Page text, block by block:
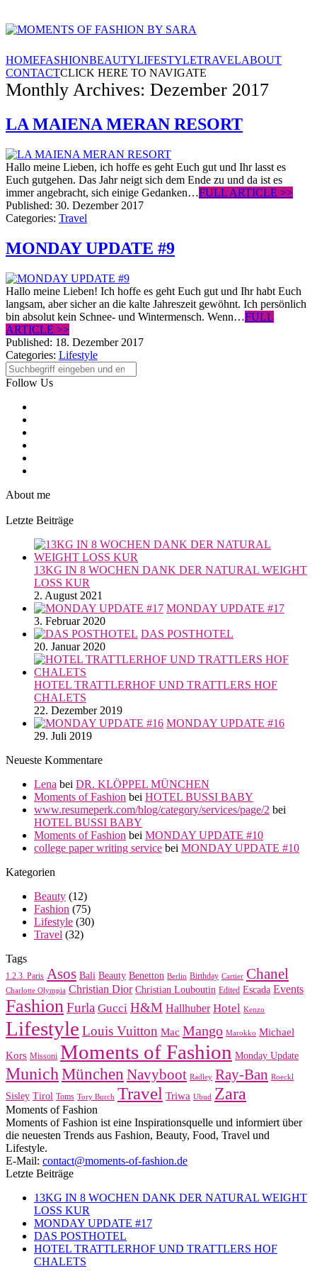
HOMEFASHIONBEAUTYLIFESTYLETRAVELABOUT
CONTACTCLICK HERE TO NAVIGATE
Monthly Archives: Dezember 2017
LA MAIENA MERAN RESORT
Hallo meine Lieben, ich hoffe es geht Euch gut und Ihr lasst es
Euch gutgehen. Das Jahr neigt sich dem Ende zu und da ist es
immer angebracht, sich einige Gedanken…FULL ARTICLE >>
Published: 30. Dezember 2017
Categories: Travel
MONDAY UPDATE #9
Hallo meine Lieben! Ich hoffe es geht Euch gut und Ihr habt Euch
langsam, aber sicher an die kalte Jahreszeit gewöhnt. Ich persönlich
bin absolut kein Schnee- und Wintermensch. Wenn…FULL
ARTICLE >>
Published: 18. Dezember 2017
Categories: Lifestyle
Follow Us
About me
Letzte Beiträge
13KG IN 8 WOCHEN DANK DER NATURAL WEIGHT
LOSS KUR
2. August 2021
MONDAY UPDATE #17
3. Februar 2020
DAS POSTHOTEL
20. Januar 2020
HOTEL TRATTLERHOF UND TRATTLERS HOF
CHALETS
22. Dezember 2019
MONDAY UPDATE #16
29. Juli 2019
Neueste Kommentare
Lena bei DR. KLÖPPEL MÜNCHEN
Moments of Fashion bei HOTEL BUSSI BABY
www.resumeperk.com/blog/category/services/page/2 bei
HOTEL BUSSI BABY
Moments of Fashion bei MONDAY UPDATE #10
college paper writing service bei MONDAY UPDATE #10
Kategorien
Beauty (12)
Fashion (75)
Lifestyle (30)
Travel (32)
Tags
1.2.3. Paris Asos Bali Beauty Benetton Berlin Birthday Cartier Chanel
Charlotte Olympia Christian Dior Christian Louboutin Edited Escada Events
Fashion Furla Gucci H&M Hallhuber Hotel Kenzo
Lifestyle Louis Vuitton Mac Mango Marokko Michael
Kors Missoni Moments of Fashion Monday Update
Munich München Navyboot Radley Ray-Ban Roeckl
Sisley Tirol Toms Tory Burch Travel Triwa Ubud Zara
Moments of Fashion
Moments of Fashion ist eine Inspirationsquelle und informiert über
die neuesten Trends aus Fashion, Beauty, Food, Travel und
Lifestyle.
E-Mail: contact@moments-of-fashion.de
Letzte Beiträge
13KG IN 8 WOCHEN DANK DER NATURAL WEIGHT
LOSS KUR
MONDAY UPDATE #17
DAS POSTHOTEL
HOTEL TRATTLERHOF UND TRATTLERS HOF
CHALETS